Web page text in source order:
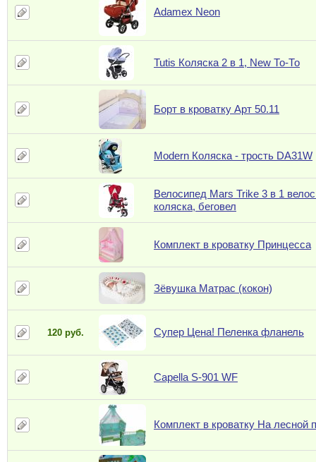
Adamex Neon
Tutis Коляска 2 в 1, New То-То
Борт в кроватку Арт 50.11
Modern Коляска - трость DA31W
Велосипед Mars Trike 3 в 1
коляска, беговел
Комплект в кроватку Принцесса
Зёвушка Матрас (кокон)
120 руб. Супер Цена! Пеленка фланель
Capella S-901 WF
Комплект в кроватку На лесной